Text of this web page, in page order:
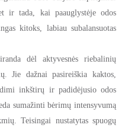
ir tada, kai paauglystėje odos
kitoks, labiau subalansuotas
dėl aktyvesnės riebalinių
Jie dažnai pasireiškia kaktos,
inkštirų ir padidėjusio odos
sumažinti bėrimų intensyvumą
Teisingai nustatytas spuogų